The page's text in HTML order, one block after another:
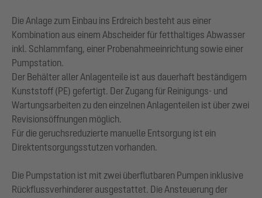
Die Anlage zum Einbau ins Erdreich besteht aus einer
Kombination aus einem Abscheider für fetthaltiges Abwasser
inkl. Schlammfang, einer Probenahmeeinrichtung sowie einer
Pumpstation.
Der Behälter aller Anlagenteile ist aus dauerhaft beständigem
Kunststoff (PE) gefertigt. Der Zugang für Reinigungs- und
Wartungsarbeiten zu den einzelnen Anlagenteilen ist über zwei
Revisionsöffnungen möglich.
Für die geruchsreduzierte manuelle Entsorgung ist ein
Direktentsorgungsstutzen vorhanden.
Die Pumpstation ist mit zwei überflutbaren Pumpen inklusive
Rückflussverhinderer ausgestattet. Die Ansteuerung der